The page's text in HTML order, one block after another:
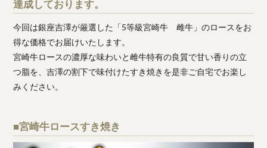
達成しております。
今回は銀座吉澤が厳選した「5等級宮崎牛 雌牛」のロースをお
得な価格でお届けいたします。
宮崎牛ロースの濃厚な味わいと雌牛特有の良質で甘い香りの立
つ脂を、吉澤の割下で味付けたすき焼きを是非ご自宅でお楽し
みください。
■宮崎牛ロースすき焼き